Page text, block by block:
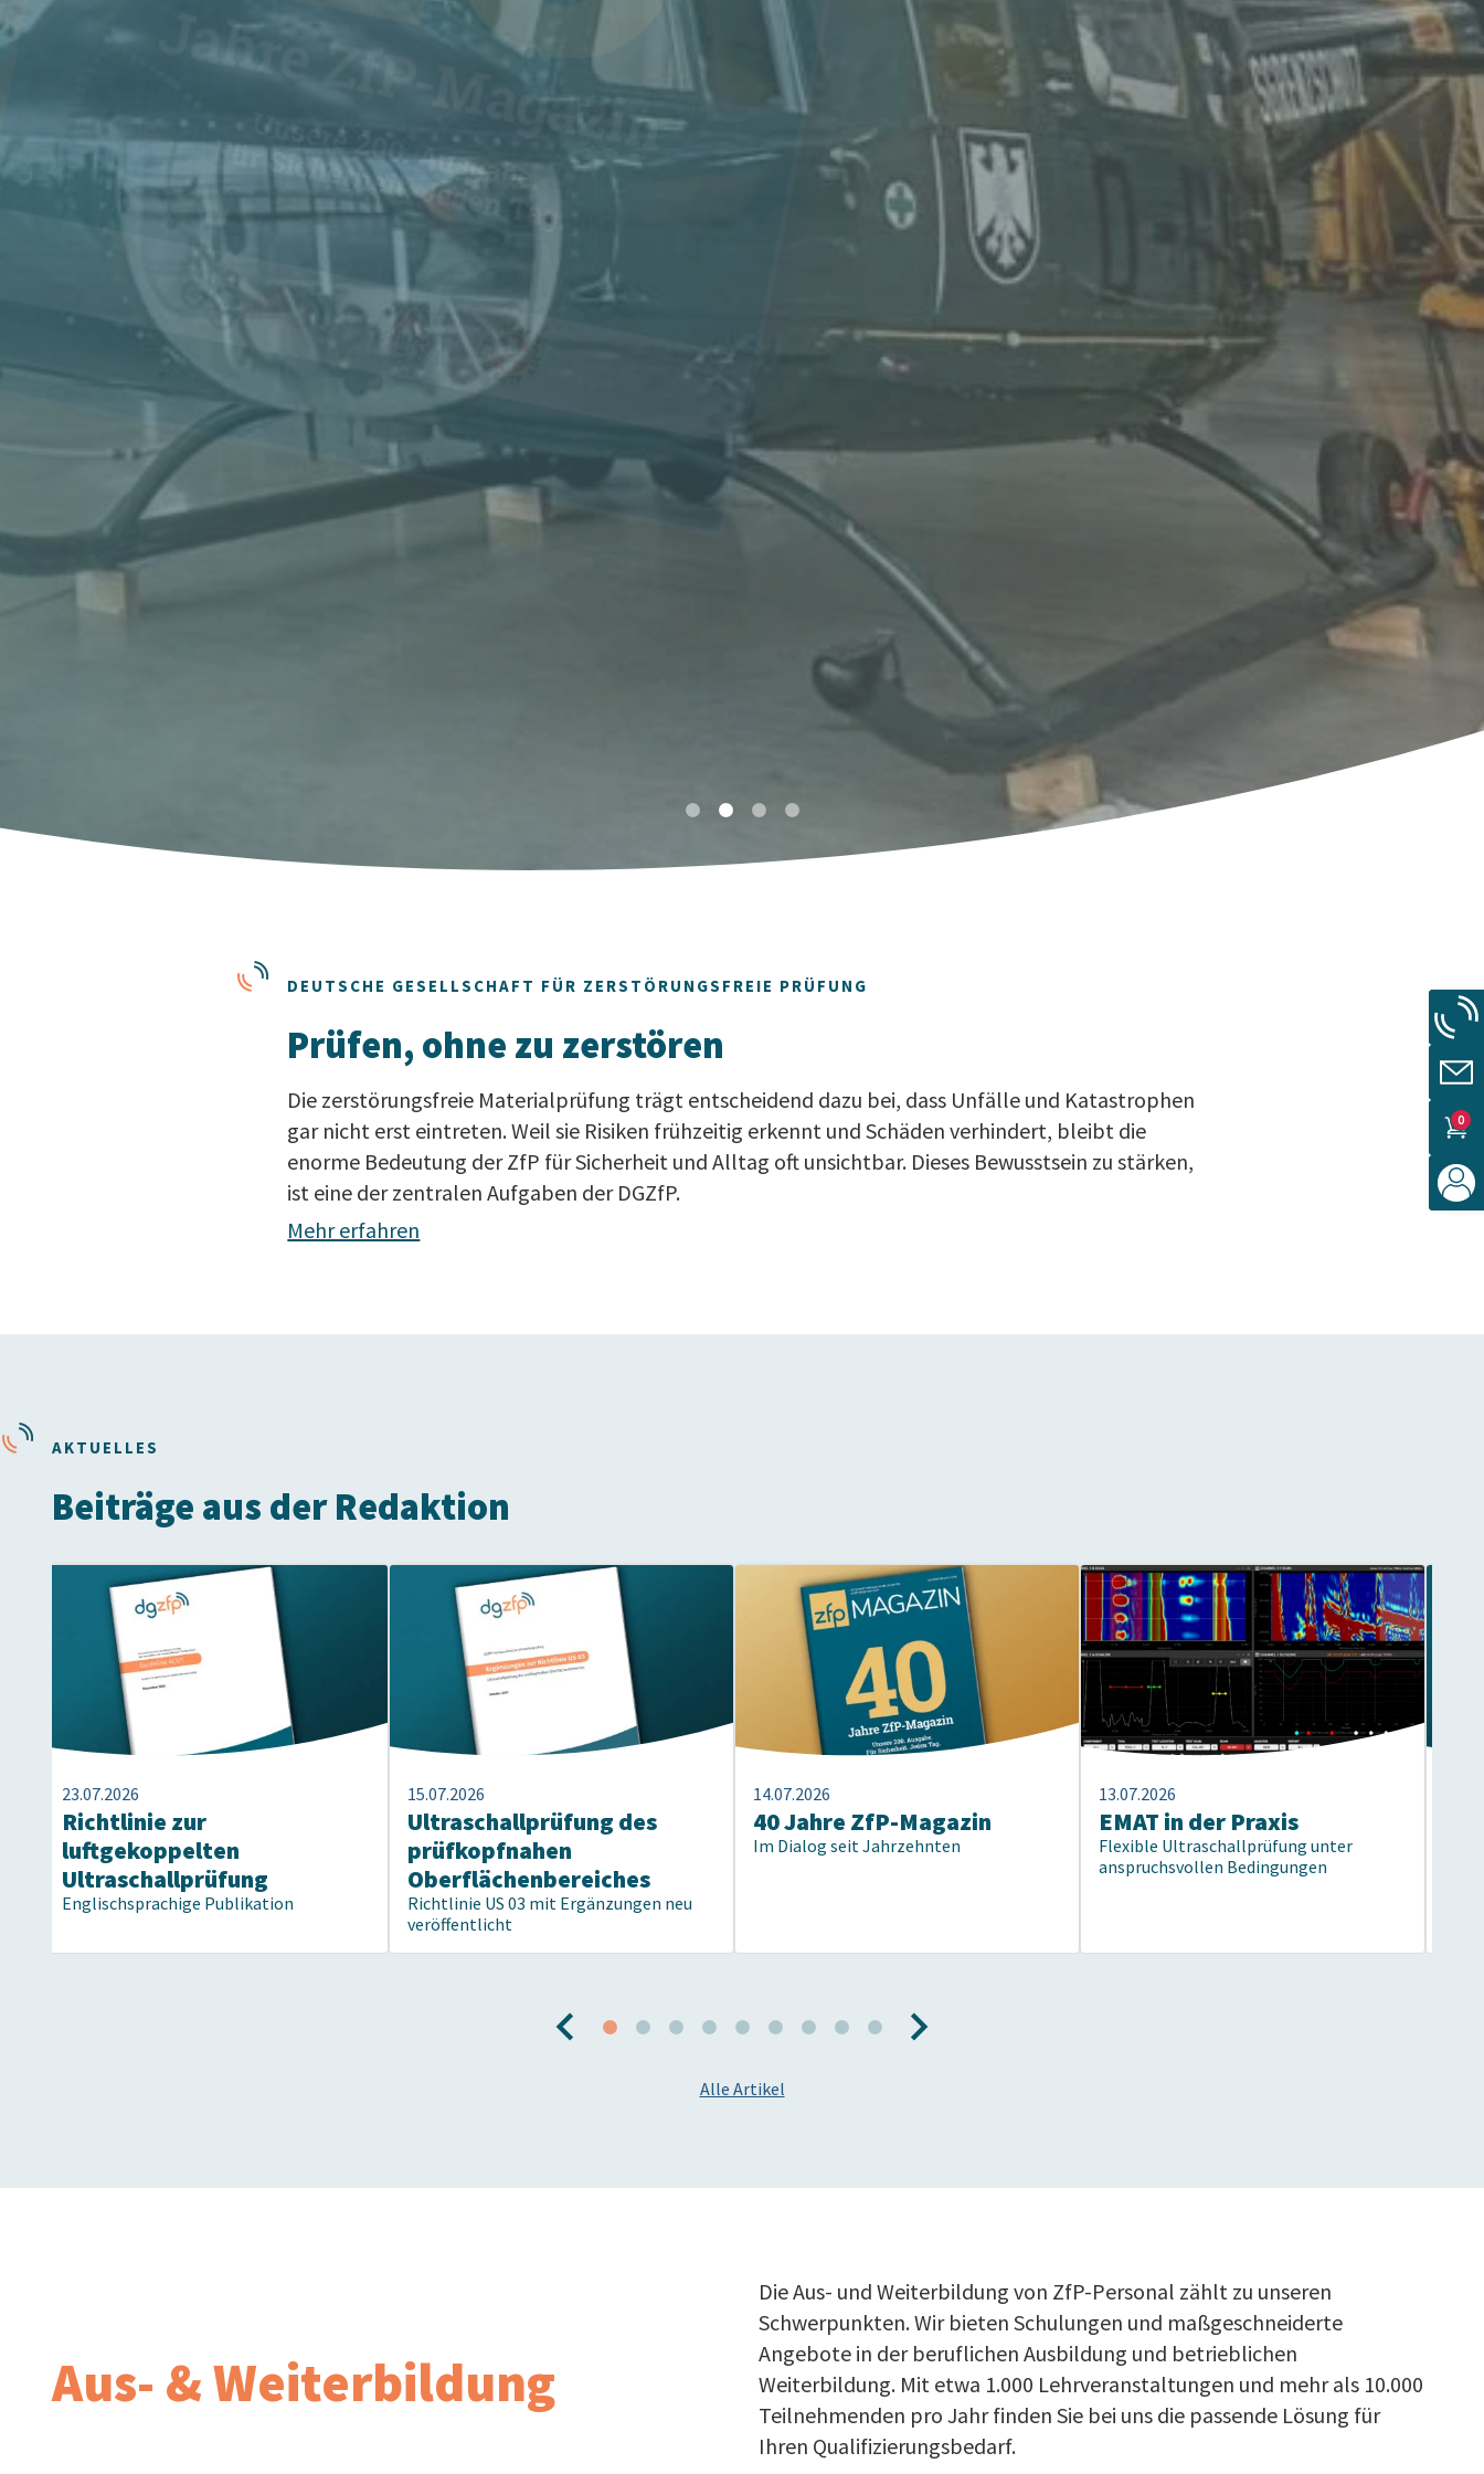
0
DEUTSCHE GESELLSCHAFT FÜR ZERSTÖRUNGSFREIE PRÜFUNG
Prüfen, ohne zu zerstören
Die zerstörungsfreie Materialprüfung trägt entscheidend dazu bei, dass Unfälle und Katastrophen
gar nicht erst eintreten. Weil sie Risiken frühzeitig erkennt und Schäden verhindert, bleibt die
enorme Bedeutung der ZfP für Sicherheit und Alltag oft unsichtbar. Dieses Bewusstsein zu stärken,
ist eine der zentralen Aufgaben der DGZfP.
Mehr erfahren
AKTUELLES
Beiträge aus der Redaktion
23.07.2026
Richtlinie zur
luftgekoppelten
Ultraschallprüfung
Englischsprachige Publikation
15.07.2026
Ultraschallprüfung des
prüfkopfnahen
Oberflächenbereiches
Richtlinie US 03 mit Ergänzungen neu
veröffentlicht
14.07.2026
40 Jahre ZfP-Magazin
Im Dialog seit Jahrzehnten
13.07.2026
EMAT in der Praxis
Flexible Ultraschallprüfung unter
anspruchsvollen Bedingungen
Alle Artikel
Aus- & Weiterbildung
Die Aus- und Weiterbildung von ZfP-Personal zählt zu unseren
Schwerpunkten. Wir bieten Schulungen und maßgeschneiderte
Angebote in der beruflichen Ausbildung und betrieblichen
Weiterbildung. Mit etwa 1.000 Lehrveranstaltungen und mehr als 10.000
Teilnehmenden pro Jahr finden Sie bei uns die passende Lösung für
Ihren Qualifizierungsbedarf.